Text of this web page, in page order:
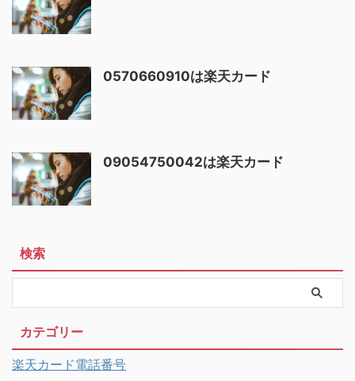
0570660910は楽天カード
09054750042は楽天カード
検索
カテゴリー
楽天カード電話番号